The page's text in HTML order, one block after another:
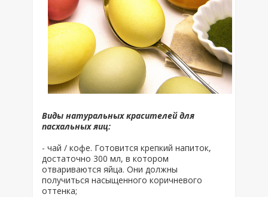
Виды натуральных красителей для
пасхальных яиц:
- чай / кофе. Готовится крепкий напиток,
достаточно 300 мл, в котором
отвариваются яйца. Они должны
получиться насыщенного коричневого
оттенка;